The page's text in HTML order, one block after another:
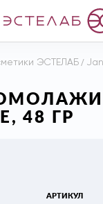
ЭСТЕЛАБ /
48 ГР
АРТИКУЛ